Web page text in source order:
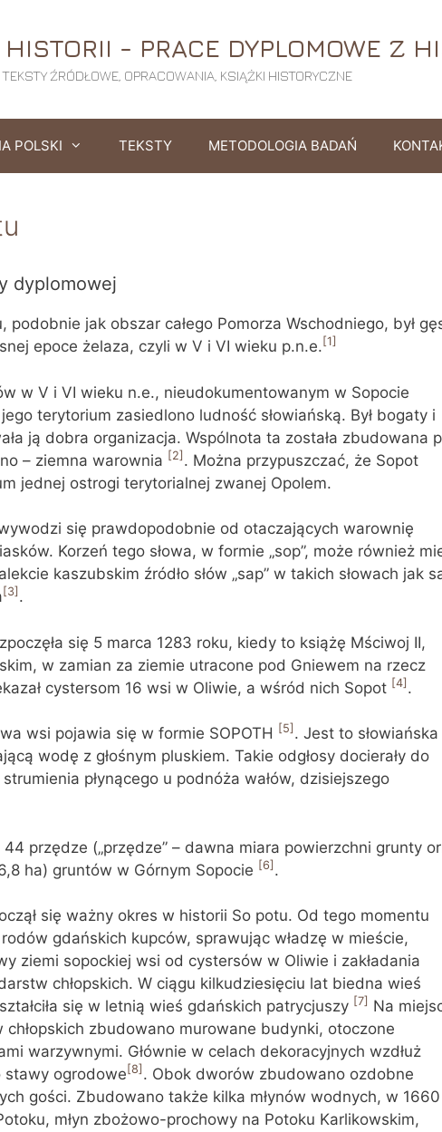
HISTORII - PRACE DYPLOMOWE Z
ŹRÓDŁOWE, OPRACOWANIA, KSIĄŻKI HISTORYCZNE
POLSKI TEKSTY METODOLOGIA BADAŃ
dyplomowej
podobnie jak obszar całego Pomorza Wschodniego, był
epoce żelaza, czyli w V i VI wieku p.n.e. [1]
w V i VI wieku n.e., nieudokumentowanym w Sopocie
terytorium zasiedlono ludność słowiańską. Był bogaty i
ją dobra organizacja. Wspólnota ta została zbudowana
– ziemna warownia [2] . Można przypuszczać, że Sopot
jednej ostrogi terytorialnej zwanej Opolem.
się prawdopodobnie od otaczających warownię
Korzeń tego słowa, w formie „sop”, może również
kaszubskim źródło słów „sap” w takich słowach jak
[3] .
się 5 marca 1283 roku, kiedy to książę Mściwoj II,
w zamian za ziemie utracone pod Gniewem na rzecz
cystersom 16 wsi w Oliwie, a wśród nich Sopot [4] .
wsi pojawia się w formie SOPOTH [5] . Jest to słowiańska
wodę z głośnym pluskiem. Takie odgłosy docierały do
płynącego u podnóża wałów, dzisiejszego
44 przędze („przędze” – dawna miara powierzchni grunty
ha) gruntów w Górnym Sopocie [6] .
się ważny okres w historii So potu. Od tego momentu
gdańskich kupców, sprawując władzę w mieście,
ziemi sopockiej wsi od cystersów w Oliwie i zakładania
chłopskich. W ciągu kilkudziesięciu lat biedna wieś
się w letnią wieś gdańskich patrycjuszy [7] Na
zbudowano murowane budynki, otoczone
warzywnymi. Głównie w celach dekoracyjnych wzdłuż
stawy ogrodowe [8] . Obok dworów zbudowano ozdobne
gości. Zbudowano także kilka młynów wodnych, w 1660
młyn zbożowo-prochowy na Potoku Karlikowskim,